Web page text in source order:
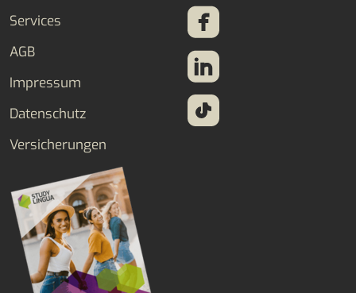
Services
AGB
Impressum
Datenschutz
Versicherungen